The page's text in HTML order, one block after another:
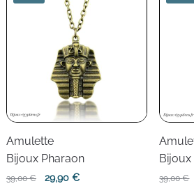
39,00 €.29,90 €.
Amulette
Bijoux Pharaon
39,00€
Le
29,90 €Le
Bijoux
39,00€